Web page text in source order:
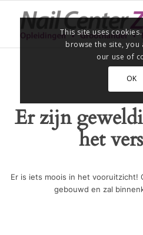
Er zijn
het
Er is iets moois in het vooruitzicht!
gebouwd en zal
This site uses
browse the site, you
our use of
OK